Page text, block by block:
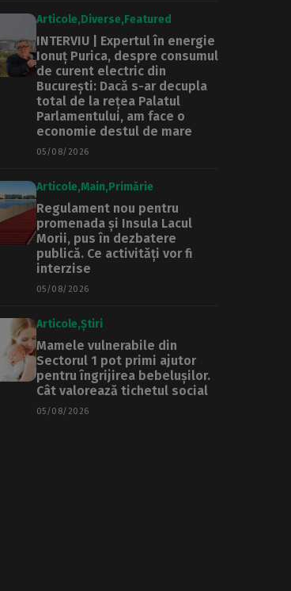
Articole Diverse Featured
INTERVIU | Expertul în energie
Ionuț Purica, despre consumul
de curent electric din
București: Dacă s-ar decupla
total de la rețea Palatul
Parlamentului, am face o
economie destul de mare
05/08/2026
Articole Main Primărie
Regulament nou pentru
promenada și Insula Lacul
Morii, pus în dezbatere
publică. Ce activități vor fi
interzise
05/08/2026
Articole Știri
Mamele vulnerabile din
Sectorul 1 pot primi ajutor
pentru îngrijirea bebelușilor.
Cât valorează tichetul social
05/08/2026